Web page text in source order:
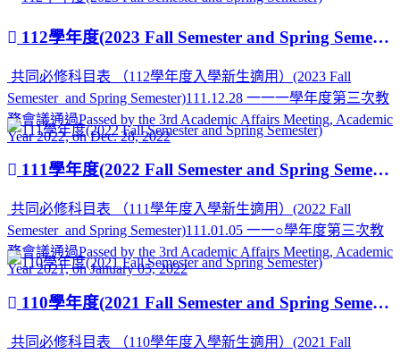
112學年度(2023 Fall Semester and Spring Semester)
共同必修科目表 （112學年度入學新生適用）(2023 Fall
Semester and Spring Semester)111.12.28 一一一學年度第三次教
務會議通過Passed by the 3rd Academic Affairs Meeting, Academic
Year 2022, on Dec. 28, 2022
111學年度(2022 Fall Semester and Spring Semester)
共同必修科目表 （111學年度入學新生適用）(2022 Fall
Semester and Spring Semester)111.01.05 一一○學年度第三次教
務會議通過Passed by the 3rd Academic Affairs Meeting, Academic
Year 2021, on January 05, 2022
110學年度(2021 Fall Semester and Spring Semester)
共同必修科目表 （110學年度入學新生適用）(2021 Fall